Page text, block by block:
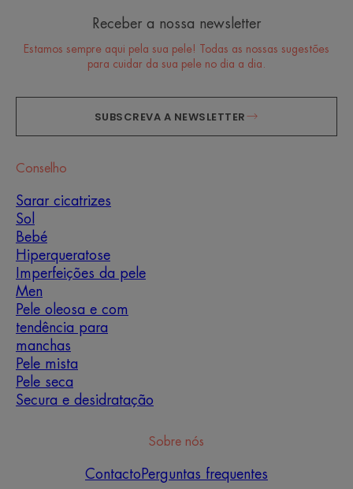
Receber a nossa newsletter
Estamos sempre aqui pela sua pele! Todas as nossas sugestões
para cuidar da sua pele no dia a dia.
SUBSCREVA A NEWSLETTER
Conselho
Sarar cicatrizes
Sol
Bebé
Hiperqueratose
Imperfeições da pele
Men
Pele oleosa e com
tendência para
manchas
Pele mista
Pele seca
Secura e desidratação
Sobre nós
Contacto Perguntas frequentes